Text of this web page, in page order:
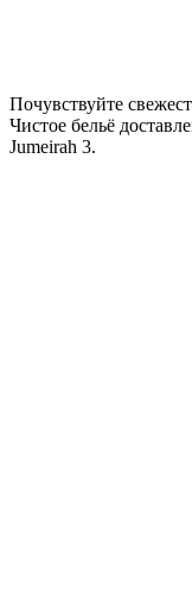
Почувствуйте
Чистое бельё
Jumeirah 3.